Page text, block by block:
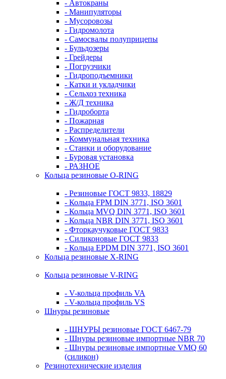
- Автокраны
- Манипуляторы
- Мусоровозы
- Гидромолота
- Самосвалы полуприцепы
- Бульдозеры
- Грейдеры
- Погрузчики
- Гидроподъемники
- Катки и укладчики
- Сельхоз техника
- Ж/Д техника
- Гидроборта
- Пожарная
- Распределители
- Коммунальная техника
- Станки и оборудование
- Буровая установка
- РАЗНОЕ
Кольца резиновые O-RING
- Резиновые ГОСТ 9833, 18829
- Кольца FPM DIN 3771, ISO 3601
- Кольца MVQ DIN 3771, ISO 3601
- Кольца NBR DIN 3771, ISO 3601
- Фторкаучуковые ГОСТ 9833
- Силиконовые ГОСТ 9833
- Кольца EPDM DIN 3771, ISO 3601
Кольца резиновые Х-RING
Кольца резиновые V-RING
- V-кольца профиль VA
- V-кольца профиль VS
Шнуры резиновые
- ШНУРЫ резиновые ГОСТ 6467-79
- Шнуры резиновые импортные NBR 70
- Шнуры резиновые импортные VMQ 60
(силикон)
Резинотехнические изделия